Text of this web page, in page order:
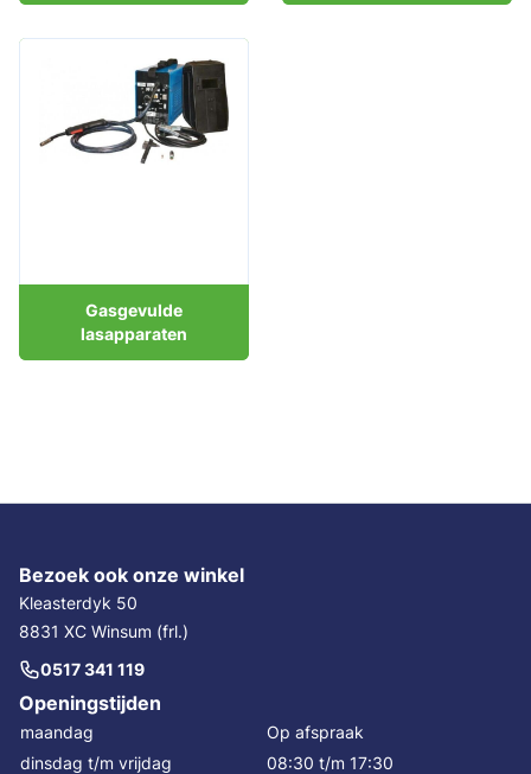
Gasgevulde
lasapparaten
Bezoek ook onze winkel
Kleasterdyk 50
8831 XC Winsum (frl.)
0517 341 119
Openingstijden
maandag
Op afspraak
dinsdag t/m vrijdag
08:30 t/m 17:30